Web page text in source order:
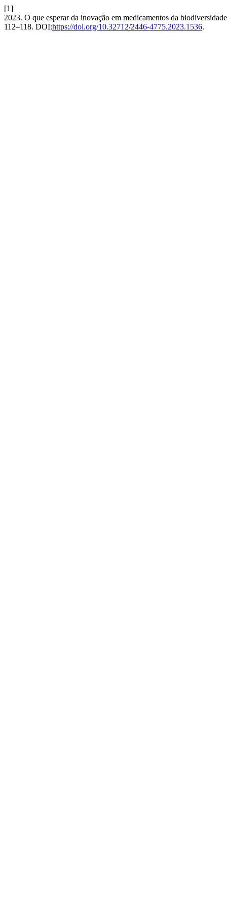
[1]
2023. O que esperar da inovação em medicamentos da
112–118. DOI:https://doi.org/10.32712/2446-4775.2023.1536.